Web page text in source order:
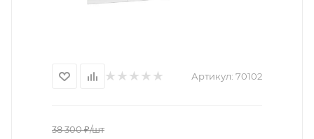
Артикул: 70102
38 300₽/шт